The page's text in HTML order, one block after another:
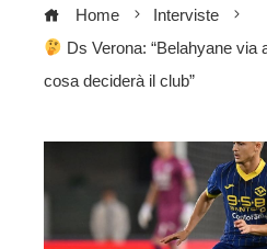
Home
Interviste
Ds Verona: “Belahyane via
cosa deciderà il club”